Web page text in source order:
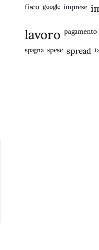
fisco google imprese
lavoro pagamento
spagna spese spread